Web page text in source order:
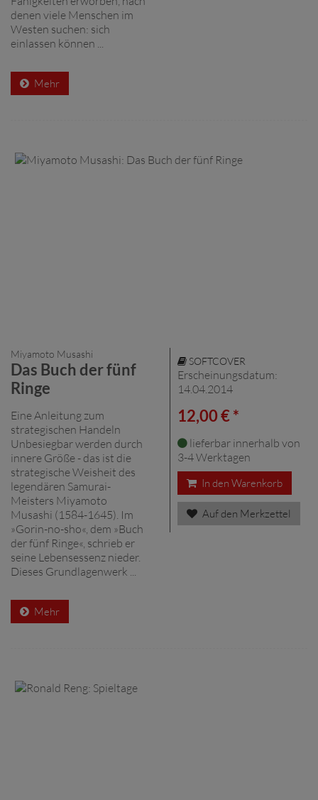
denen viele Menschen im
Westen suchen: sich
einlassen können ...
Mehr
Miyamoto Musashi
Das Buch der fünf
Ringe
Eine Anleitung zum
strategischen Handeln
Unbesiegbar werden durch
innere Größe - das ist die
strategische Weisheit des
legendären Samurai-
Meisters Miyamoto
Musashi (1584-1645). Im
»Gorin-no-sho«, dem »Buch
der fünf Ringe«, schrieb er
seine Lebensessenz nieder.
Dieses Grundlagenwerk ...
Mehr
SOFTCOVER
Erscheinungsdatum:
14.04.2014
12,00 € *
lieferbar innerhalb von
3-4 Werktagen
In den Warenkorb
Auf den Merkzettel